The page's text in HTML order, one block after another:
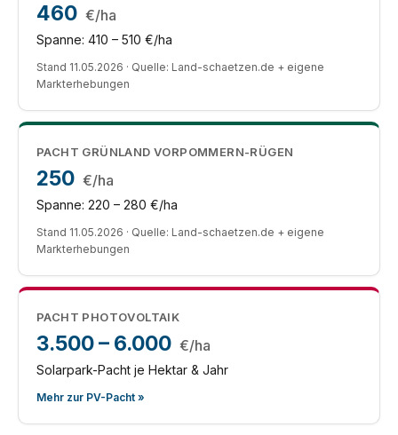
460 €/ha
Spanne: 410 – 510 €/ha
Stand 11.05.2026 · Quelle: Land-schaetzen.de + eigene
Markterhebungen
PACHT GRÜNLAND VORPOMMERN-RÜGEN
250 €/ha
Spanne: 220 – 280 €/ha
Stand 11.05.2026 · Quelle: Land-schaetzen.de + eigene
Markterhebungen
PACHT PHOTOVOLTAIK
3.500 – 6.000 €/ha
Solarpark-Pacht je Hektar & Jahr
Mehr zur PV-Pacht »